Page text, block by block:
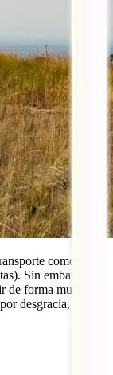
como el
Sin embargo, no
de forma muy
desgracia, suelen